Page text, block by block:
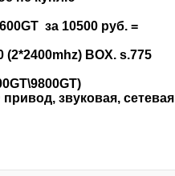
за 10500 руб. =
BOX. s.775
звуковая, сетевая